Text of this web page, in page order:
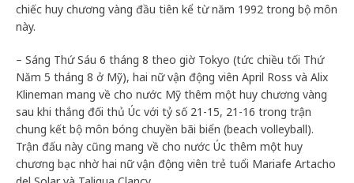
chiếc huy chương vàng đầu tiên kể từ năm 1992 trong bộ môn
này.
– Sáng Thứ Sáu 6 tháng 8 theo giờ Tokyo (tức chiều tối Thứ
Năm 5 tháng 8 ở Mỹ), hai nữ vận động viên April Ross và Alix
Klineman mang về cho nước Mỹ thêm một huy chương vàng
sau khi thắng đối thủ Úc với tỷ số 21-15, 21-16 trong trận
chung kết bộ môn bóng chuyền bãi biển (beach volleyball).
Trận đấu này cũng mang về cho nước Úc thêm một huy
chương bạc nhờ hai nữ vận động viên trẻ tuổi Mariafe Artacho